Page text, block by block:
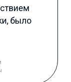
было